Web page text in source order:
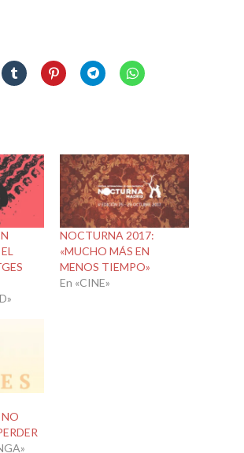
NOCTURNA 2017:
«MUCHO MÁS EN
MENOS TIEMPO»
En «CINE»
NO